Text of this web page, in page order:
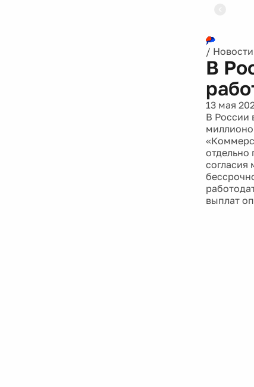
/ Новости
В
13 мая
В России
отдельно
согласия
выплат